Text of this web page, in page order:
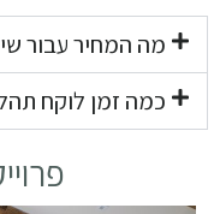
מה המחיר עבור
כמה זמן לוקח